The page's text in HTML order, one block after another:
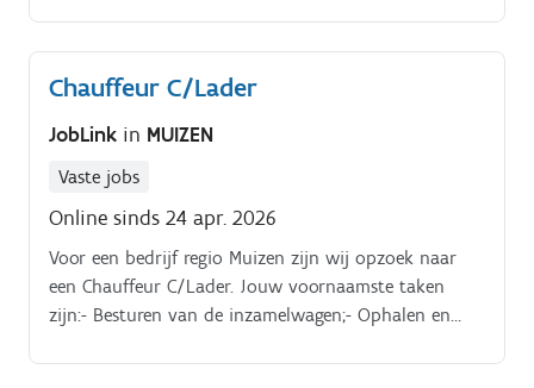
Chauffeur C/Lader
JobLink in MUIZEN
Vaste jobs
Online sinds 24 apr. 2026
Voor een bedrijf regio Muizen zijn wij opzoek naar
een Chauffeur C/Lader. Jouw voornaamste taken
zijn:- Besturen van de inzamelwagen;- Ophalen en